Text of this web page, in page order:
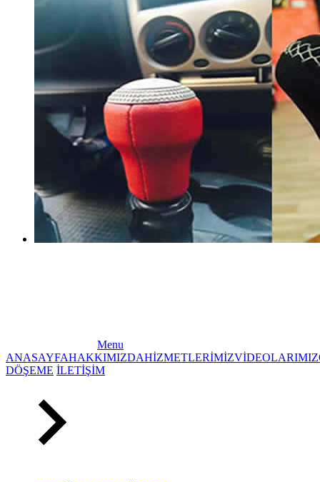
Menu
ANASAYFAHAKKIMIZDAHİZMETLERİMİZVİDEOLARIMIZ
DÖŞEME İLETİŞİM